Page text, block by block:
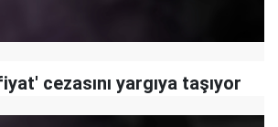
cezasını yargıya taşıyor